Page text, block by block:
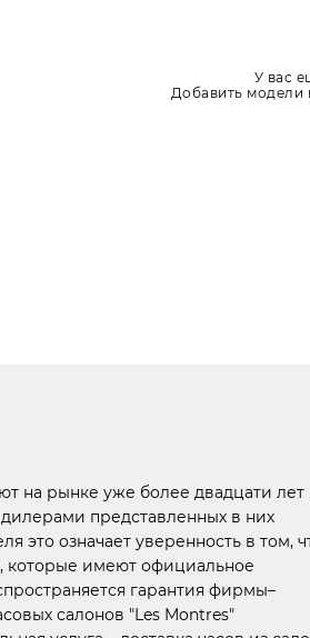
У вас
Добавить модели
на рынке уже более двадцати лет
представленных в них
это означает уверенность в том,
которые имеют официальное
гарантия фирмы–
салонов "Les Montres"